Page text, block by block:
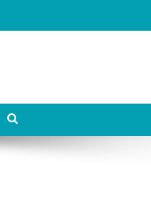
درسی ایران